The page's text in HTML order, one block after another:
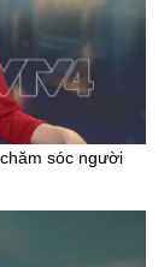
sóc người